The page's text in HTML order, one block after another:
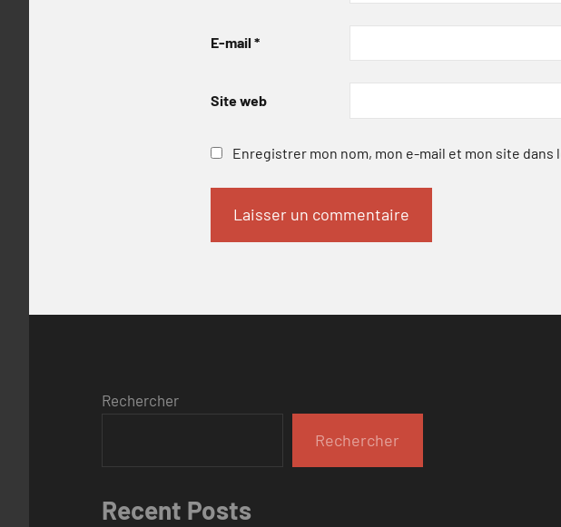
E-mail *
Site web
Enregistrer mon nom, mon e-mail et mon site
Rechercher
Rechercher
Recent Posts